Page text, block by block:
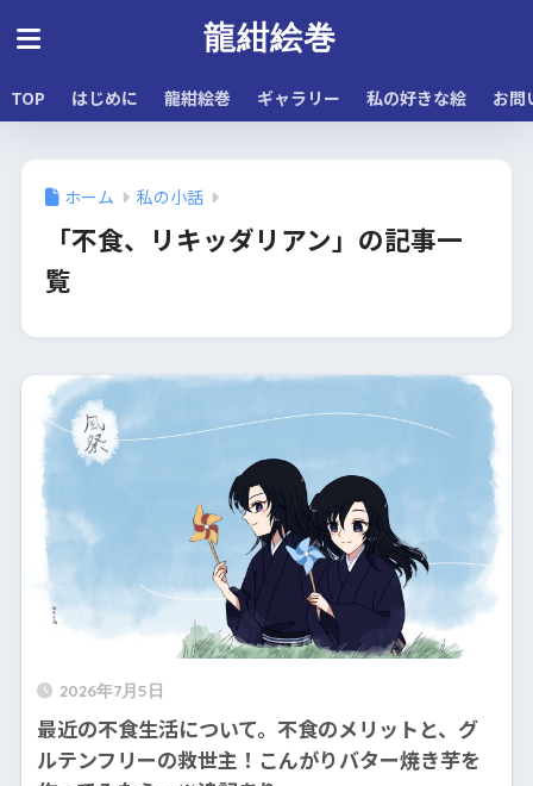
龍紺絵巻
TOP はじめに 龍紺絵巻 ギャラリー 私の好きな絵 お問
ホーム 私の小話
「不食、リキッダリアン」の記事一
覧
2026年7月5日
最近の不食生活について。不食のメリットと、グ
ルテンフリーの救世主！こんがりバター焼き芋を